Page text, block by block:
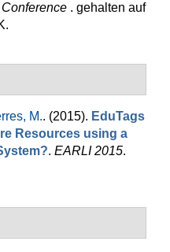
. gehalten auf
M.. (2015). EduTags
Resources using a
. EARLI 2015.